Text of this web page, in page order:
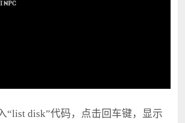
disk”代码，点击回车键，显示